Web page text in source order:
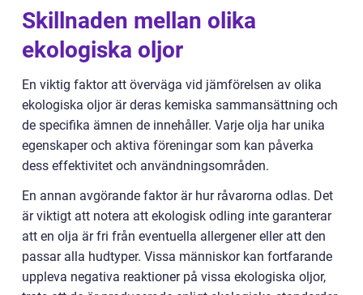
Skillnaden mellan olika
ekologiska oljor
En viktig faktor att överväga vid jämförelsen av olika
ekologiska oljor är deras kemiska sammansättning och
de specifika ämnen de innehåller. Varje olja har unika
egenskaper och aktiva föreningar som kan påverka
dess effektivitet och användningsområden.
En annan avgörande faktor är hur råvarorna odlas. Det
är viktigt att notera att ekologisk odling inte garanterar
att en olja är fri från eventuella allergener eller att den
passar alla hudtyper. Vissa människor kan fortfarande
uppleva negativa reaktioner på vissa ekologiska oljor,